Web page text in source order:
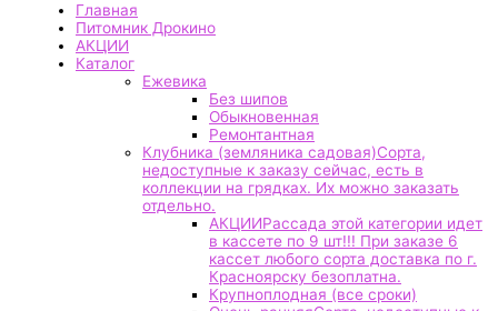
Главная
Питомник Дрокино
АКЦИИ
Каталог
Ежевика
Без шипов
Обыкновенная
Ремонтантная
Клубника (земляника садовая)Сорта,
недоступные к заказу сейчас, есть в
коллекции на грядках. Их можно заказать
отдельно.
АКЦИИРассада этой категории идет
в кассете по 9 шт!!! При заказе 6
кассет любого сорта доставка по г.
Красноярску безоплатна.
Крупноплодная (все сроки)